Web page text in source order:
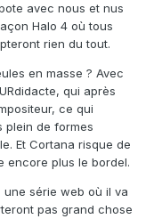
avec nous et nus
Halo 4 où tous
rien du tout.
en masse ? Avec
qui après
ce qui
plein de formes
Et Cortana risque de
encore plus le bordel.
série web où il va
pas grand chose